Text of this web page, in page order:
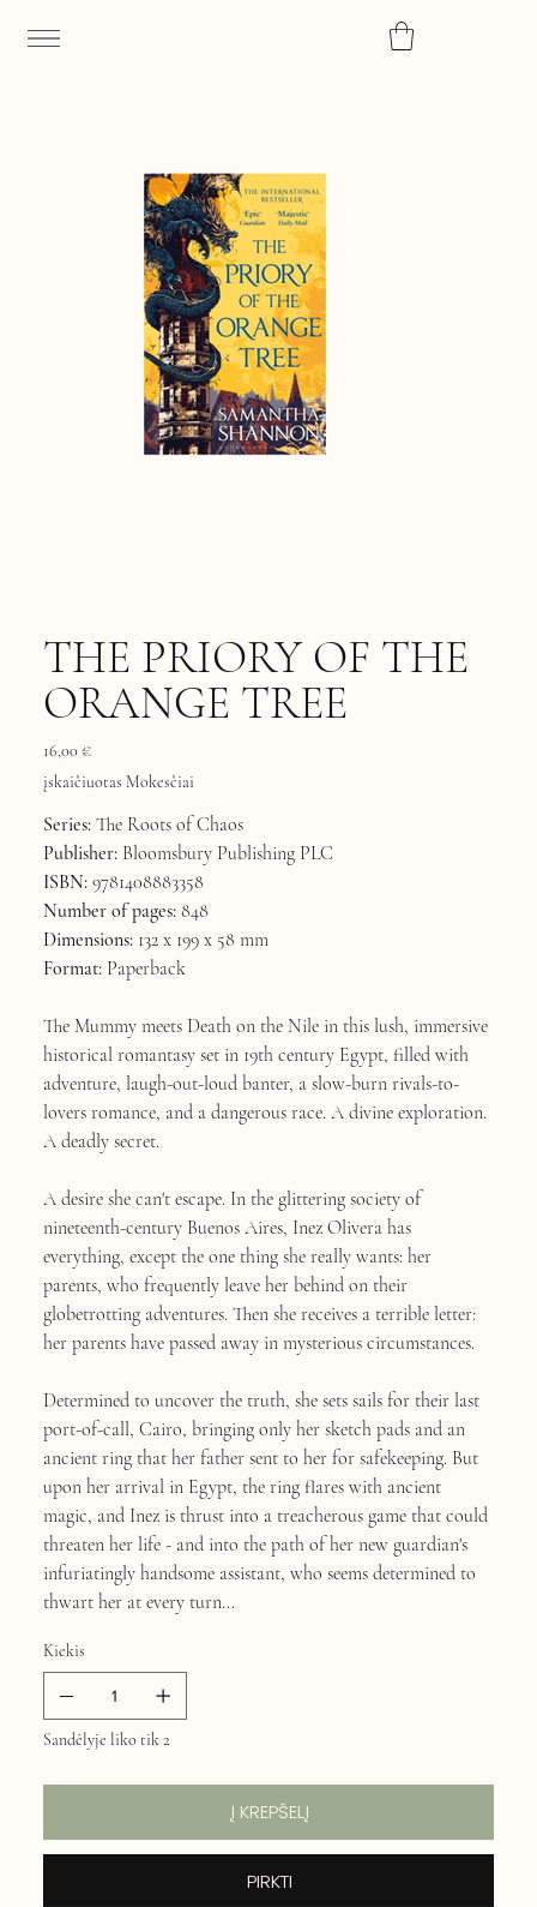
THE PRIORY OF THE
ORANGE TREE
Kaina
16,00 €
įskaičiuotas Mokesčiai
Series:The Roots of Chaos
Publisher:Bloomsbury Publishing PLC
ISBN:9781408883358
Number of pages:848
Dimensions:132 x 199 x 58 mm
Format:Paperback
The Mummy meets Death on the Nile in this lush, immersive
historical romantasy set in 19th century Egypt, filled with
adventure, laugh-out-loud banter, a slow-burn rivals-to-
lovers romance, and a dangerous race. A divine exploration.
A deadly secret.
A desire she can't escape. In the glittering society of
nineteenth-century Buenos Aires, Inez Olivera has
everything, except the one thing she really wants: her
parents, who frequently leave her behind on their
globetrotting adventures. Then she receives a terrible letter:
her parents have passed away in mysterious circumstances.
Determined to uncover the truth, she sets sails for their last
port-of-call, Cairo, bringing only her sketch pads and an
ancient ring that her father sent to her for safekeeping. But
upon her arrival in Egypt, the ring flares with ancient
magic, and Inez is thrust into a treacherous game that could
threaten her life - and into the path of her new guardian's
infuriatingly handsome assistant, who seems determined to
thwart her at every turn...
Kiekis
Sandėlyje liko tik 2
Į KREPŠELĮ
PIRKTI